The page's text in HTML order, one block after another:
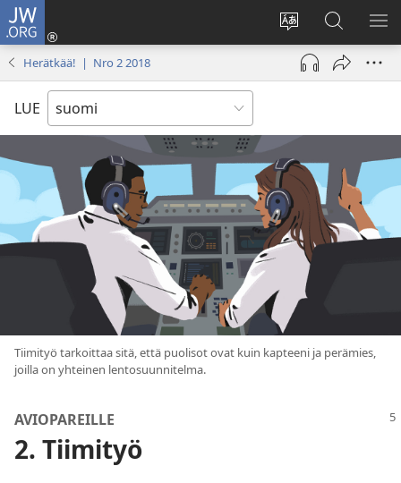
JW.ORG
Vaihda
sivuston
kieli
Kirjaudu
(avaa
uuden
ikkunan)
Hae
JW.ORG-
sivustolta
Herätkää! | Nro 2 2018
LUE
Tiimityö tarkoittaa sitä, että puolisot ovat kuin kapteeni ja perämies,
joilla on yhteinen lentosuunnitelma.
AVIOPAREILLE
2. Tiimityö